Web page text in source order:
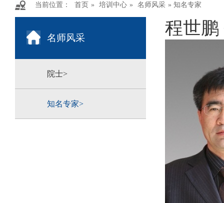
当前位置： 首页 » 培训中心 » 名师风采 » 知名专家
名师风采
院士>
知名专家>
程世鹏